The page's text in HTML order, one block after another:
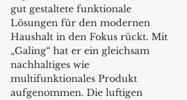
gut gestaltete funktionale
Lösungen für den modernen
Haushalt in den Fokus rückt. Mit
„Galing“ hat er ein gleichsam
nachhaltiges wie
multifunktionales Produkt
aufgenommen. Die luftigen